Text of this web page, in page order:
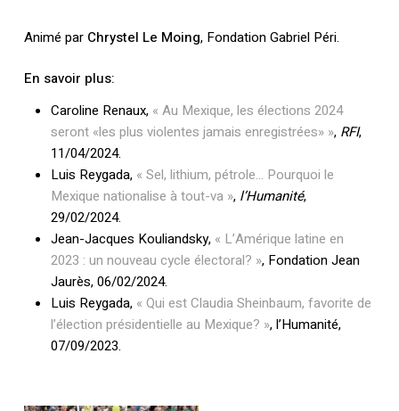
Animé par Chrystel Le Moing, Fondation Gabriel Péri.
En savoir plus:
Caroline Renaux, « Au Mexique, les élections 2024
seront «les plus violentes jamais enregistrées» », RFI,
11/04/2024.
Luis Reygada, « Sel, lithium, pétrole… Pourquoi le
Mexique nationalise à tout-va », l’Humanité,
29/02/2024.
Jean-Jacques Kouliandsky, « L’Amérique latine en
2023 : un nouveau cycle électoral? », Fondation Jean
Jaurès, 06/02/2024.
Luis Reygada, « Qui est Claudia Sheinbaum, favorite de
l’élection présidentielle au Mexique? », l’Humanité,
07/09/2023.